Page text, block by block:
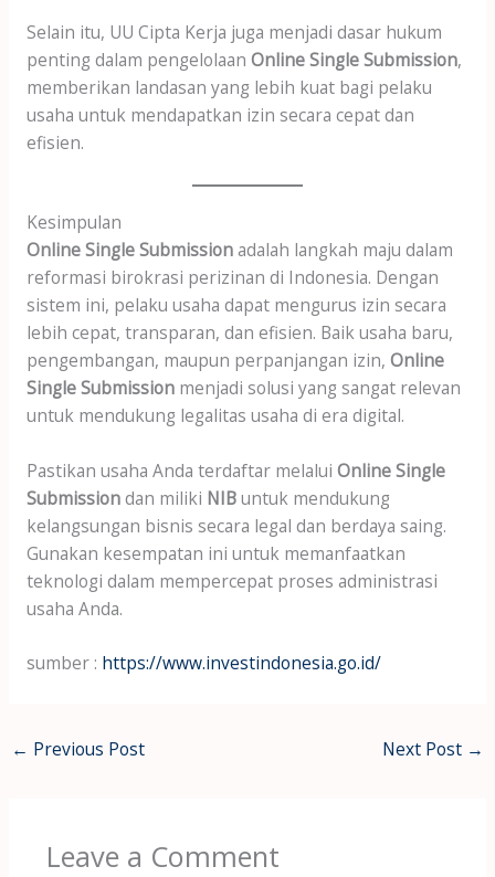
Selain itu, UU Cipta Kerja juga menjadi dasar hukum
penting dalam pengelolaan Online Single Submission,
memberikan landasan yang lebih kuat bagi pelaku
usaha untuk mendapatkan izin secara cepat dan
efisien.
Kesimpulan
Online Single Submissionadalah langkah maju dalam
reformasi birokrasi perizinan di Indonesia. Dengan
sistem ini, pelaku usaha dapat mengurus izin secara
lebih cepat, transparan, dan efisien. Baik usaha baru,
pengembangan, maupun perpanjangan izin, Online
Single Submissionmenjadi solusi yang sangat relevan
untuk mendukung legalitas usaha di era digital.
Pastikan usaha Anda terdaftar melalui Online Single
Submissiondan miliki NIBuntuk mendukung
kelangsungan bisnis secara legal dan berdaya saing.
Gunakan kesempatan ini untuk memanfaatkan
teknologi dalam mempercepat proses administrasi
usaha Anda.
sumber : https://www.investindonesia.go.id/
← Previous Post Next Post →
Leave a Comment